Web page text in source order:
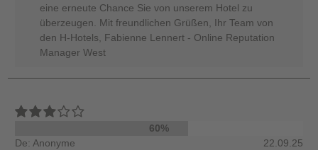
eine erneute Chance Sie von unserem Hotel zu
überzeugen. Mit freundlichen Grüßen, Ihr Team von
den H-Hotels, Fabienne Lennert - Online Reputation
Manager West
60%
De: Anonyme
22.09.25